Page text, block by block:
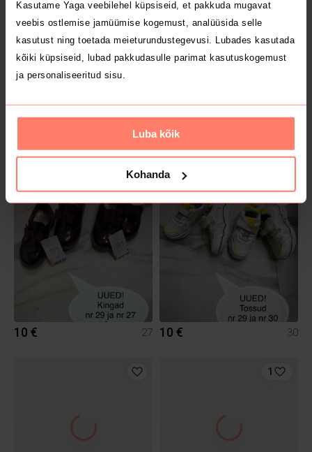
Kasutame Yaga veebilehel küpsiseid, et pakkuda mugavat
veebis ostlemise jamüümise kogemust, analüüsida selle
kasutust ning toetada meieturundustegevusi. Lubades kasutada
kõiki küpsiseid, lubad pakkudasulle parimat kasutuskogemust
ja personaliseeritud sisu.
Luba kõik
Kohanda
10 € 30 10 € 29
10 € 27 10 € 30
1